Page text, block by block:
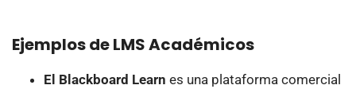
Ejemplos de LMS Académicos
El Blackboard Learn es una plataforma comercial